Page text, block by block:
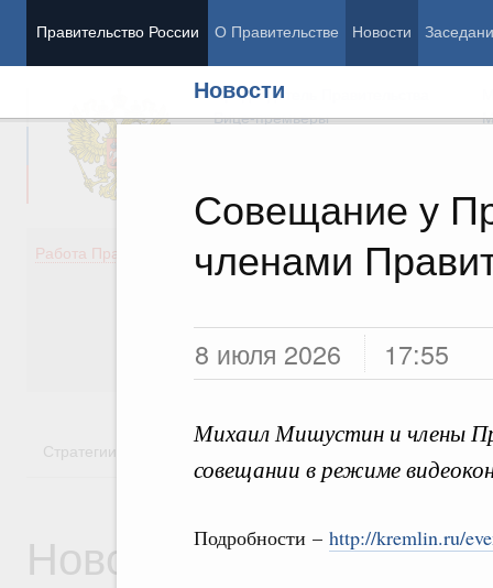
Правительство России О Правительстве Новости
Новости
Совещание у
членами
8 июля 2026 17:55
Михаил Мишустин и члены
совещании в режиме
Подробности – http://kremlin.ru/
Председатель Правительства
Вице-премьеры
Работа Правительства
Демография
Здоровье
Общество
Государство
Стратегии Государственные программы
Новости